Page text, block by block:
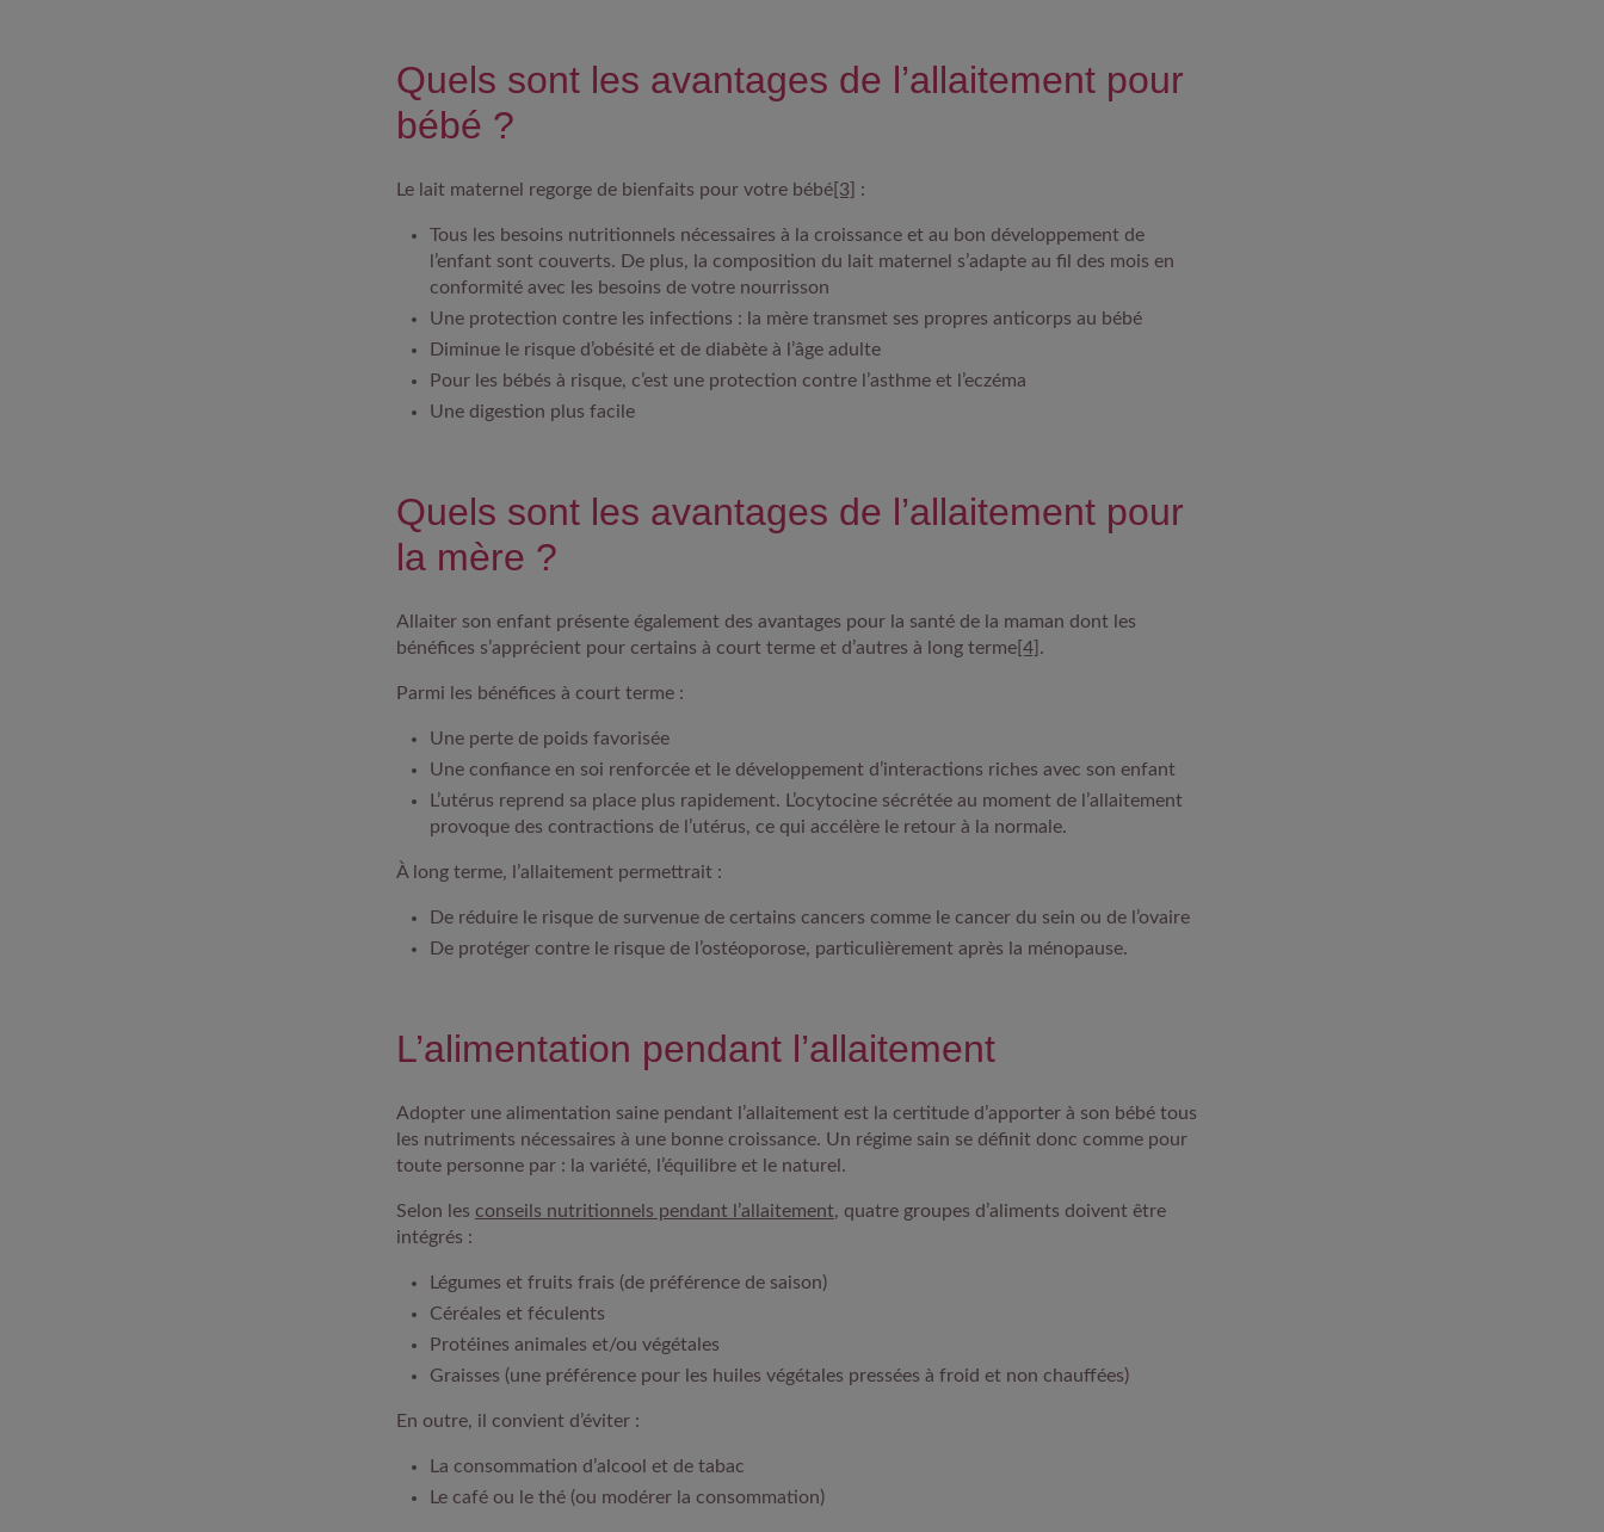
Quels sont les avantages de l’allaitement pour
bébé ?
Le lait maternel regorge de bienfaits pour votre bébé[3] :
Tous les besoins nutritionnels nécessaires à la croissance et au bon développement de
l’enfant sont couverts. De plus, la composition du lait maternel s’adapte au fil des mois en
conformité avec les besoins de votre nourrisson
Une protection contre les infections : la mère transmet ses propres anticorps au bébé
Diminue le risque d’obésité et de diabèteà l’âge adulte
Pour les bébés à risque, c’est une protection contre l’asthme et l’eczéma
Une digestion plus facile
Quels sont les avantages de l’allaitement pour
la mère ?
Allaiter son enfant présente également des avantages pour la santé de la maman dont les
bénéfices s’apprécient pour certains à court terme et d’autres à long terme[4] .
Parmi les bénéfices à court terme :
Une perte de poids favorisée
Une confiance en soi renforcée et le développement d’interactions riches avec son enfant
L’utérus reprend sa place plus rapidement. L’ocytocine sécrétée au moment de l’allaitement
provoque des contractions de l’utérus, ce qui accélère le retour à la normale.
À long terme, l’allaitement permettrait :
De réduire le risque de survenue de certains cancers comme le cancer du sein ou de l’ovaire
De protéger contre le risque de l’ostéoporose, particulièrement après la ménopause.
L’alimentation pendant l’allaitement
Adopter une alimentation saine pendant l’allaitement est la certitude d’apporter à son bébé tous
les nutriments nécessaires à une bonne croissance. Un régime sain se définit donc comme pour
toute personne par : la variété, l’équilibre et le naturel.
Selon les conseils nutritionnels pendant l’allaitement, quatre groupes d’aliments doivent être
intégrés :
Légumes et fruits frais (de préférence de saison)
Céréales et féculents
Protéines animales et/ou végétales
Graisses (une préférence pour les huiles végétales pressées à froid et non chauffées)
En outre, il convient d’éviter :
La consommation d’alcool et de tabac
Le café ou le thé (ou modérer la consommation)